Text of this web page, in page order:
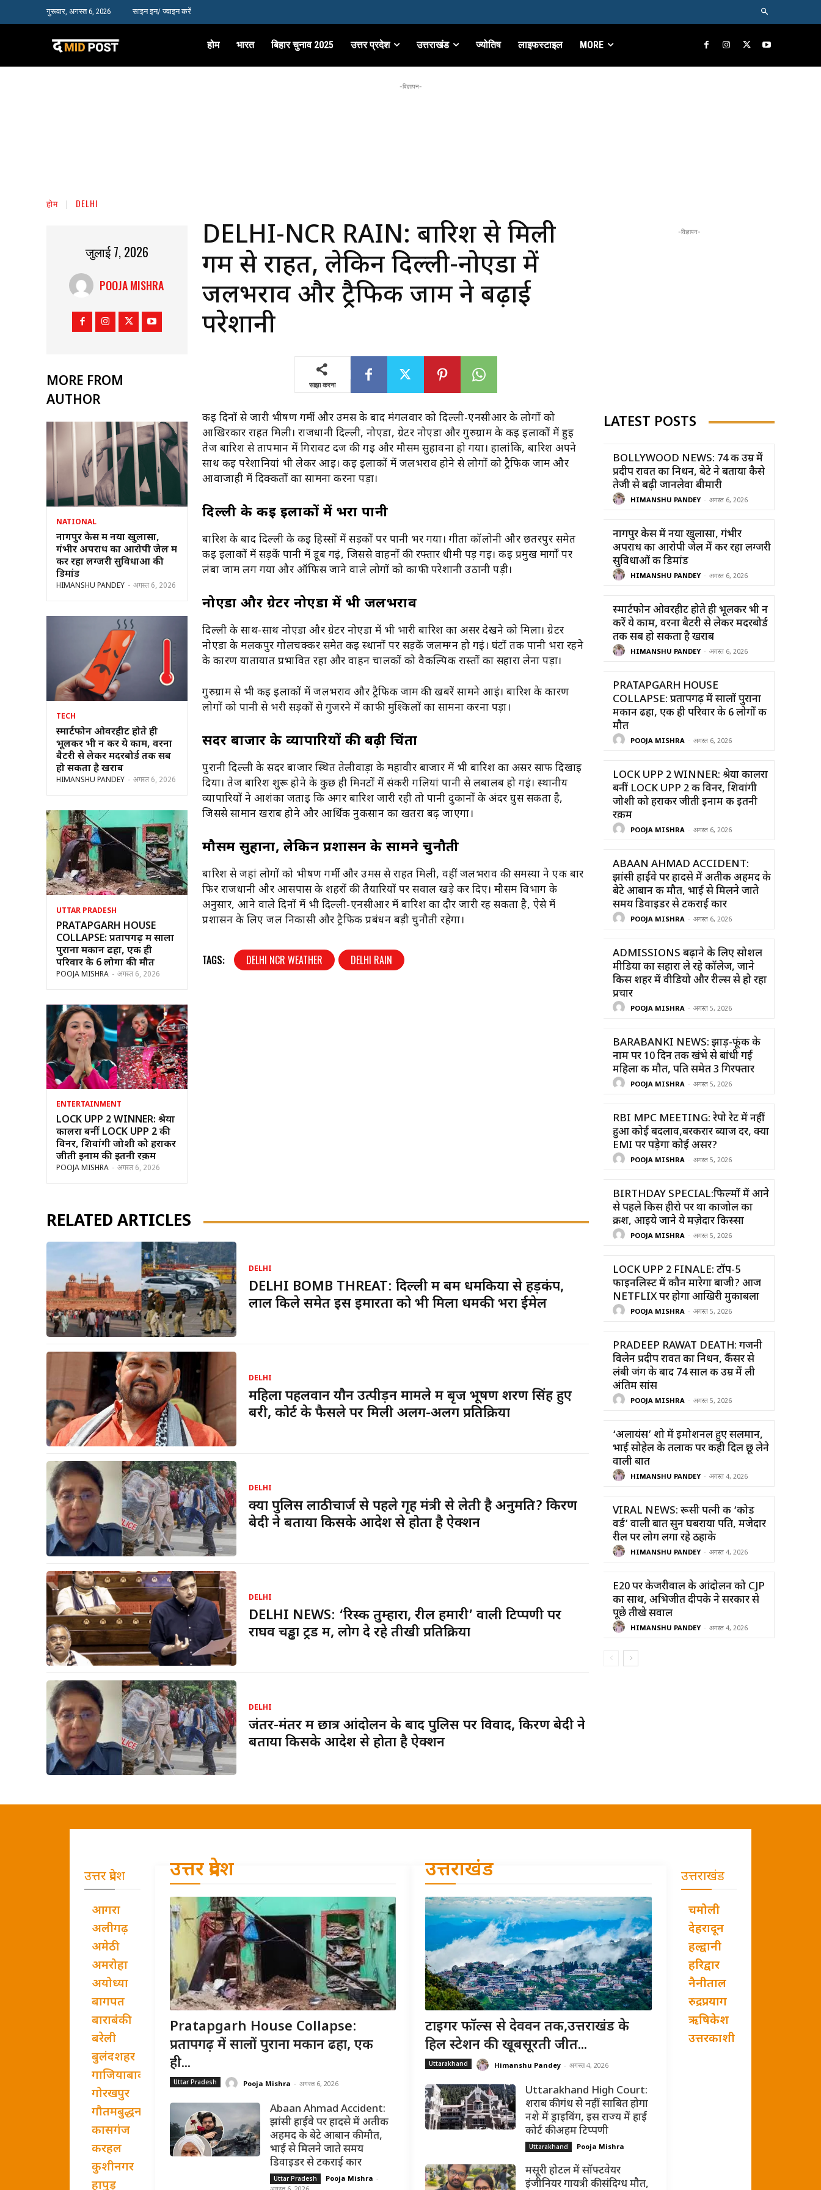
गुरूवार, अगस्त 6, 2026 साइन इन/ ज्वाइन करें
होम भारत बिहार चुनाव 2025 उत्तर प्रदेश उत्तराखंड ज्योतिष लाइफस्टाइल MORE
-विज्ञापन-
होम DELHI
जुलाई 7, 2026
POOJA MISHRA
MORE FROM
AUTHOR
NATIONAL
नागपुर केस में नया खुलासा,
गंभीर अपराध का आरोपी जेल में
कर रहा लग्जरी सुविधाओं की
डिमांड
HIMANSHU PANDEY - अगस्त 6, 2026
TECH
स्मार्टफोन ओवरहीट होते ही
भूलकर भी न करें ये काम, वरना
बैटरी से लेकर मदरबोर्ड तक सब
हो सकता है खराब
HIMANSHU PANDEY - अगस्त 6, 2026
UTTAR PRADESH
PRATAPGARH HOUSE
COLLAPSE: प्रतापगढ़ में सालों
पुराना मकान ढहा, एक ही
परिवार के 6 लोगों की मौत
POOJA MISHRA - अगस्त 6, 2026
ENTERTAINMENT
LOCK UPP 2 WINNER: श्रेया
कालरा बनीं LOCK UPP 2 की
विनर, शिवांगी जोशी को हराकर
जीती इनाम की इतनी रक़म
POOJA MISHRA - अगस्त 6, 2026
DELHI-NCR RAIN: बारिश से मिली
गर्मी से राहत, लेकिन दिल्ली-नोएडा में
जलभराव और ट्रैफिक जाम ने बढ़ाई
परेशानी
साझा करना
कई दिनों से जारी भीषण गर्मी और उमस के बाद मंगलवार को दिल्ली-एनसीआर के लोगों को
आखिरकार राहत मिली। राजधानी दिल्ली, नोएडा, ग्रेटर नोएडा और गुरुग्राम के कई इलाकों में हुई
तेज बारिश से तापमान में गिरावट दर्ज की गई और मौसम सुहावना हो गया। हालांकि, बारिश अपने
साथ कई परेशानियां भी लेकर आई। कई इलाकों में जलभराव होने से लोगों को ट्रैफिक जाम और
आवाजाही में दिक्कतों का सामना करना पड़ा।
दिल्ली के कई इलाकों में भरा पानी
बारिश के बाद दिल्ली के कई हिस्सों में सड़कों पर पानी भर गया। गीता कॉलोनी और छतरपुर समेत
कई इलाकों में सड़कें पानी में डूब गईं, जिससे वाहनों की रफ्तार धीमी पड़ गई। कई प्रमुख मार्गों पर
लंबा जाम लग गया और ऑफिस जाने वाले लोगों को काफी परेशानी उठानी पड़ी।
नोएडा और ग्रेटर नोएडा में भी जलभराव
दिल्ली के साथ-साथ नोएडा और ग्रेटर नोएडा में भी भारी बारिश का असर देखने को मिला। ग्रेटर
नोएडा के मलकपुर गोलचक्कर समेत कई स्थानों पर सड़कें जलमग्न हो गईं। घंटों तक पानी भरा रहने
के कारण यातायात प्रभावित रहा और वाहन चालकों को वैकल्पिक रास्तों का सहारा लेना पड़ा।
गुरुग्राम से भी कई इलाकों में जलभराव और ट्रैफिक जाम की खबरें सामने आईं। बारिश के कारण
लोगों को पानी से भरी सड़कों से गुजरने में काफी मुश्किलों का सामना करना पड़ा।
सदर बाजार के व्यापारियों की बढ़ी चिंता
पुरानी दिल्ली के सदर बाजार स्थित तेलीवाड़ा के महावीर बाजार में भी बारिश का असर साफ दिखाई
दिया। तेज बारिश शुरू होने के कुछ ही मिनटों में संकरी गलियां पानी से लबालब हो गईं। स्थानीय
व्यापारियों ने आशंका जताई कि अगर बारिश जारी रही तो पानी दुकानों के अंदर घुस सकता है,
जिससे सामान खराब होने और आर्थिक नुकसान का खतरा बढ़ जाएगा।
मौसम सुहाना, लेकिन प्रशासन के सामने चुनौती
बारिश से जहां लोगों को भीषण गर्मी और उमस से राहत मिली, वहीं जलभराव की समस्या ने एक बार
फिर राजधानी और आसपास के शहरों की तैयारियों पर सवाल खड़े कर दिए। मौसम विभाग के
अनुसार, आने वाले दिनों में भी दिल्ली-एनसीआर में बारिश का दौर जारी रह सकता है, ऐसे में
प्रशासन के लिए जल निकासी और ट्रैफिक प्रबंधन बड़ी चुनौती रहेगा।
TAGS: DELHI NCR WEATHER DELHI RAIN
RELATED ARTICLES
DELHI
DELHI BOMB THREAT: दिल्ली में बम धमकियों से हड़कंप,
लाल किले समेत इस इमारतों को भी मिला धमकी भरा ईमेल
DELHI
महिला पहलवान यौन उत्पीड़न मामले में बृज भूषण शरण सिंह हुए
बरी, कोर्ट के फैसले पर मिली अलग-अलग प्रतिक्रिया
DELHI
क्या पुलिस लाठीचार्ज से पहले गृह मंत्री से लेती है अनुमति? किरण
बेदी ने बताया किसके आदेश से होता है ऐक्शन
DELHI
DELHI NEWS: ‘रिस्क तुम्हारा, रील हमारी’ वाली टिप्पणी पर
राघव चड्ढा ट्रेंड में, लोग दे रहे तीखी प्रतिक्रिया
DELHI
जंतर-मंतर में छात्र आंदोलन के बाद पुलिस पर विवाद, किरण बेदी ने
बताया किसके आदेश से होता है ऐक्शन
-विज्ञापन-
LATEST POSTS
BOLLYWOOD NEWS: 74 की उम्र में
प्रदीप रावत का निधन, बेटे ने बताया कैसे
तेजी से बढ़ी जानलेवा बीमारी
HIMANSHU PANDEY - अगस्त 6, 2026
नागपुर केस में नया खुलासा, गंभीर
अपराध का आरोपी जेल में कर रहा लग्जरी
सुविधाओं की डिमांड
HIMANSHU PANDEY - अगस्त 6, 2026
स्मार्टफोन ओवरहीट होते ही भूलकर भी न
करें ये काम, वरना बैटरी से लेकर मदरबोर्ड
तक सब हो सकता है खराब
HIMANSHU PANDEY - अगस्त 6, 2026
PRATAPGARH HOUSE
COLLAPSE: प्रतापगढ़ में सालों पुराना
मकान ढहा, एक ही परिवार के 6 लोगों की
मौत
POOJA MISHRA - अगस्त 6, 2026
LOCK UPP 2 WINNER: श्रेया कालरा
बनीं LOCK UPP 2 की विनर, शिवांगी
जोशी को हराकर जीती इनाम की इतनी
रक़म
POOJA MISHRA - अगस्त 6, 2026
ABAAN AHMAD ACCIDENT:
झांसी हाईवे पर हादसे में अतीक अहमद के
बेटे आबान की मौत, भाई से मिलने जाते
समय डिवाइडर से टकराई कार
POOJA MISHRA - अगस्त 6, 2026
ADMISSIONS बढ़ाने के लिए सोशल
मीडिया का सहारा ले रहे कॉलेज, जाने
किस शहर में वीडियो और रील्स से हो रहा
प्रचार
POOJA MISHRA - अगस्त 5, 2026
BARABANKI NEWS: झाड़-फूंक के
नाम पर 10 दिन तक खंभे से बांधी गई
महिला की मौत, पति समेत 3 गिरफ्तार
POOJA MISHRA - अगस्त 5, 2026
RBI MPC MEETING: रेपो रेट में नहीं
हुआ कोई बदलाव,बरकरार ब्याज दर, क्या
EMI पर पड़ेगा कोई असर?
POOJA MISHRA - अगस्त 5, 2026
BIRTHDAY SPECIAL:फिल्मों में आने
से पहले किस हीरो पर था काजोल का
क्रश, आइये जाने ये मज़ेदार किस्सा
POOJA MISHRA - अगस्त 5, 2026
LOCK UPP 2 FINALE: टॉप-5
फाइनलिस्ट में कौन मारेगा बाजी? आज
NETFLIX पर होगा आखिरी मुकाबला
POOJA MISHRA - अगस्त 5, 2026
PRADEEP RAWAT DEATH: गजनी
विलेन प्रदीप रावत का निधन, कैंसर से
लंबी जंग के बाद 74 साल की उम्र में ली
अंतिम सांस
POOJA MISHRA - अगस्त 5, 2026
‘अलायंस’ शो में इमोशनल हुए सलमान,
भाई सोहेल के तलाक पर कही दिल छू लेने
वाली बात
HIMANSHU PANDEY - अगस्त 4, 2026
VIRAL NEWS: रूसी पत्नी की ‘कोड
वर्ड’ वाली बात सुन घबराया पति, मजेदार
रील पर लोग लगा रहे ठहाके
HIMANSHU PANDEY - अगस्त 4, 2026
E20 पर केजरीवाल के आंदोलन को CJP
का साथ, अभिजीत दीपके ने सरकार से
पूछे तीखे सवाल
HIMANSHU PANDEY - अगस्त 4, 2026
उत्तर प्रदेश
आगरा
अलीगढ़
अमेठी
अमरोहा
अयोध्या
बागपत
बाराबंकी
बरेली
बुलंदशहर
गाजियाबाद
गोरखपुर
गौतमबुद्धनगर
कासगंज
करहल
कुशीनगर
हापुड़
उत्तर प्रदेश
Pratapgarh House Collapse:
प्रतापगढ़ में सालों पुराना मकान ढहा, एक
ही...
Uttar Pradesh Pooja Mishra - अगस्त 6, 2026
Abaan Ahmad Accident:
झांसी हाईवे पर हादसे में अतीक
अहमद के बेटे आबान की मौत,
भाई से मिलने जाते समय
डिवाइडर से टकराई कार
Uttar Pradesh Pooja Mishra -
उत्तराखंड
टाइगर फॉल्स से देववन तक,उत्तराखंड के
हिल स्टेशन की खूबसूरती जीत...
Uttarakhand Himanshu Pandey - अगस्त 4, 2026
Uttarakhand High Court:
शराब की गंध से नहीं साबित होगा
नशे में ड्राइविंग, इस राज्य में हाई
कोर्ट की अहम टिप्पणी
Uttarakhand Pooja Mishra
मसूरी होटल में सॉफ्टवेयर
इंजीनियर गायत्री की संदिग्ध मौत,
उत्तराखंड
चमोली
देहरादून
हल्द्वानी
हरिद्वार
नैनीताल
रुद्रप्रयाग
ऋषिकेश
उत्तरकाशी